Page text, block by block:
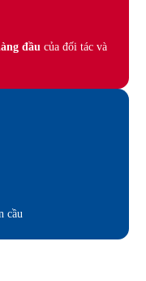
đầu của đối tác và
cầu